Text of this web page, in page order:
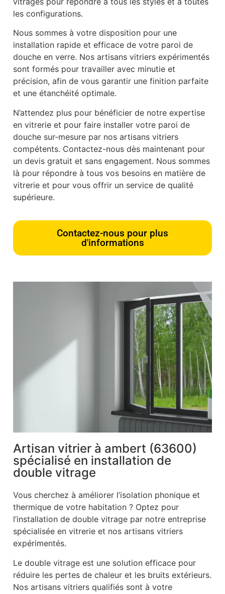
les configurations.
Nous sommes à votre disposition pour une
installation rapide et efficace de votre paroi de
douche en verre. Nos artisans vitriers expérimentés
sont formés pour travailler avec minutie et
précision, afin de vous garantir une finition parfaite
et une étanchéité optimale.
N’attendez plus pour bénéficier de notre expertise
en vitrerie et pour faire installer votre paroi de
douche sur-mesure par nos artisans vitriers
compétents. Contactez-nous dès maintenant pour
un devis gratuit et sans engagement. Nous sommes
là pour répondre à tous vos besoins en matière de
vitrerie et pour vous offrir un service de qualité
supérieure.
Contactez-nous pour plus
d'informations
Artisan vitrier à ambert (63600)
spécialisé en installation de
double vitrage
Vous cherchez à améliorer l’isolation phonique et
thermique de votre habitation ? Optez pour
l’installation de double vitrage par notre entreprise
spécialisée en vitrerie et nos artisans vitriers
expérimentés.
Le double vitrage est une solution efficace pour
réduire les pertes de chaleur et les bruits extérieurs.
Nos artisans vitriers qualifiés sont à votre